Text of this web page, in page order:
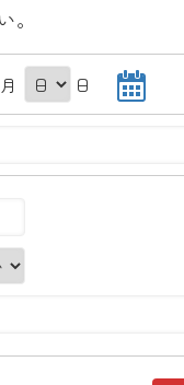
月 日